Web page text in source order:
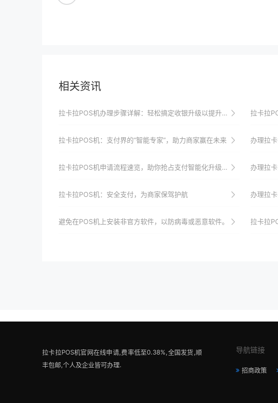
相关资讯
拉卡拉POS机办理步骤详解：轻松搞定收银升级以提升店铺竞争力并引领支付潮流 拉卡拉
拉卡拉POS机：支付界的“智能专家”，助力商家赢在未来 办理拉
拉卡拉POS机申请流程速览，助你抢占支付智能化升级先机 办理拉卡拉
拉卡拉POS机：安全支付，为商家保驾护航 办理拉卡拉
避免在POS机上安装非官方软件，以防病毒或恶意软件。 拉卡拉
拉卡拉POS机官网在线申请,费率低至0.38%,全国发货,顺
丰包邮,个人及企业皆可办理.
导航链接
招商政策